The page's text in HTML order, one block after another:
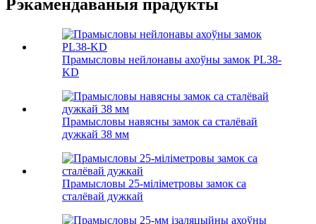
Рэкамендаваныя прадукты
Прамысловы нейлонавы ахоўны замок PL38-
KD
Прамысловы навясны замок са сталёвай
дужкай 38 мм
Прамысловы 25-міліметровы замок са
сталёвай дужкай